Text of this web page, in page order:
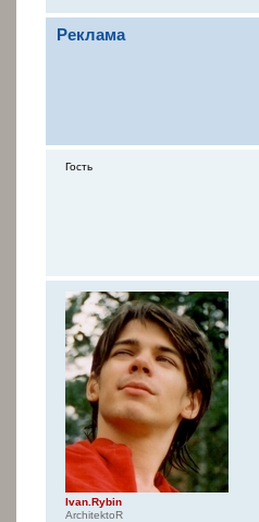
Реклама
Гость
Ivan.Rybin
ArchitektoR